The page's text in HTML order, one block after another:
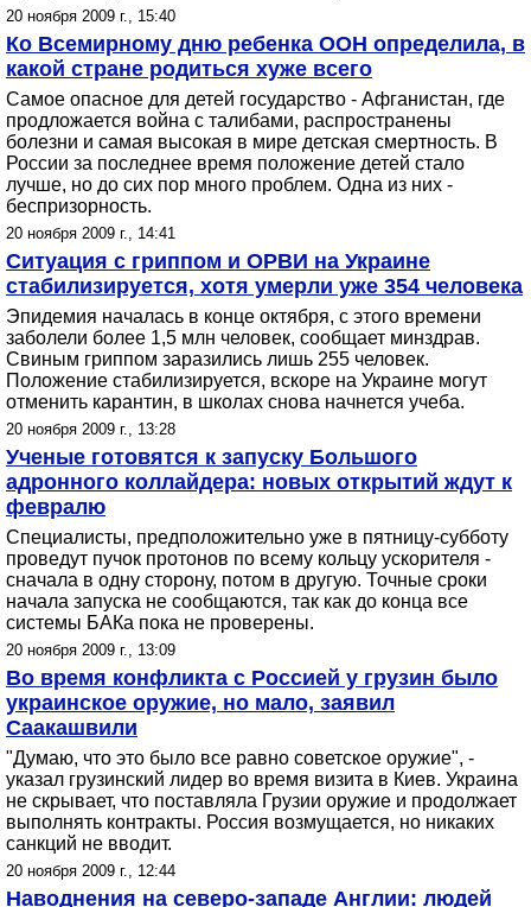
20 ноября 2009 г., 15:40
Ко Всемирному дню ребенка ООН определила, в
какой стране родиться хуже всего
Самое опасное для детей государство - Афганистан, где
продложается война с талибами, распространены
болезни и самая высокая в мире детская смертность. В
России за последнее время положение детей стало
лучше, но до сих пор много проблем. Одна из них -
беспризорность.
20 ноября 2009 г., 14:41
Ситуация с гриппом и ОРВИ на Украине
стабилизируется, хотя умерли уже 354 человека
Эпидемия началась в конце октября, с этого времени
заболели более 1,5 млн человек, сообщает минздрав.
Свиным гриппом заразились лишь 255 человек.
Положение стабилизируется, вскоре на Украине могут
отменить карантин, в школах снова начнется учеба.
20 ноября 2009 г., 13:28
Ученые готовятся к запуску Большого
адронного коллайдера: новых открытий ждут к
февралю
Специалисты, предположительно уже в пятницу-субботу
проведут пучок протонов по всему кольцу ускорителя -
сначала в одну сторону, потом в другую. Точные сроки
начала запуска не сообщаются, так как до конца все
системы БАКа пока не проверены.
20 ноября 2009 г., 13:09
Во время конфликта с Россией у грузин было
украинское оружие, но мало, заявил
Саакашвили
"Думаю, что это было все равно советское оружие", -
указал грузинский лидер во время визита в Киев. Украина
не скрывает, что поставляла Грузии оружие и продолжает
выполнять контракты. Россия возмущается, но никаких
санкций не вводит.
20 ноября 2009 г., 12:44
Наводнения на северо-западе Англии: людей